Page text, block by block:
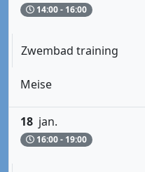
14:00 - 16:00
Zwembad training
Meise
18 jan.
16:00 - 19:00